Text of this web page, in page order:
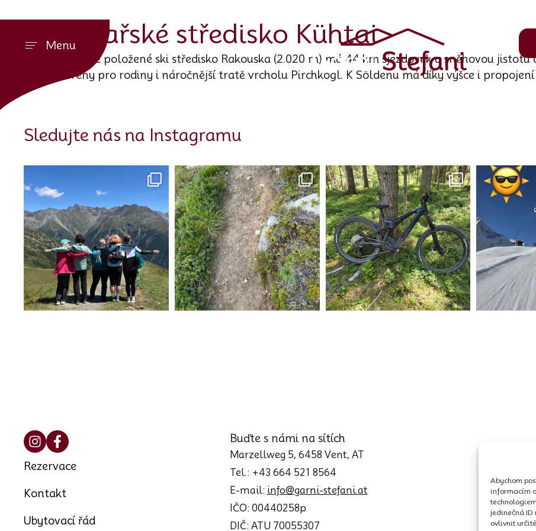
Abychom
informacím
jedinečná ID
ovlivnit
MenuLyžařské středisko Kühtai
Nejvýše položené ski středisko Rakouska (2.020 m) má 44 km sjezdovek a sněhovou
terény pro rodiny i náročnější tratě vrcholu Pirchkogl. K Söldenu má díky výšce i propojení
Sledujte nás na Instagramu
Rezervace
Kontakt
Ubytovací řád
Buďte s námi na sítích
Marzellweg 5, 6458 Vent, AT
Tel.: +43 664 521 8564
E-mail: info@garni-stefani.at
IČO: 00440258p
DIČ: ATU 70055307